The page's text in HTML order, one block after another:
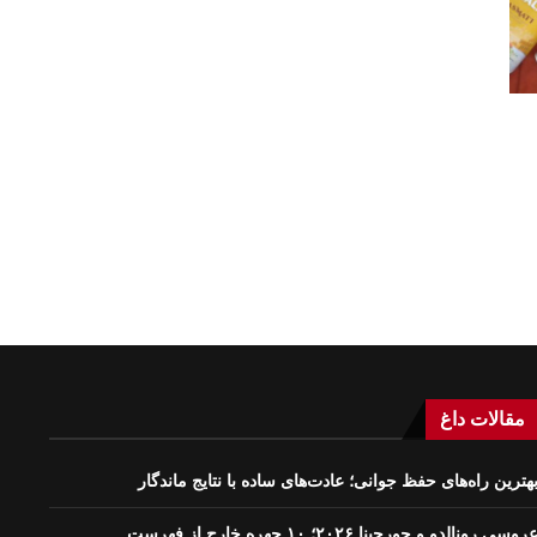
مقالات داغ
راه‌های حفظ جوانی؛ عادت‌های ساده با نتایج ماندگار
رونالدو و جورجینا ۲۰۲۶؛ ۱۰ چهره خارج از فهرست